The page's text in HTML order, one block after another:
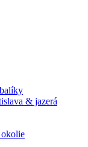
& jazerá